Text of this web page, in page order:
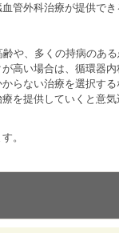
管外科治療が提供で
齢や、多くの持病のあ
高い場合は、循環器
らない治療を選択す
を提供していくと意気
。